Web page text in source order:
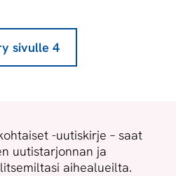
sivulle 4
-uutiskirje – saat
uutistarjonnan ja
aihealueilta.